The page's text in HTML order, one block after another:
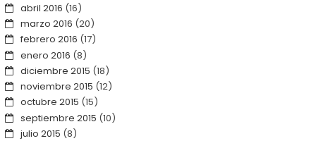
abril 2016 (16)
marzo 2016 (20)
febrero 2016 (17)
enero 2016 (8)
diciembre 2015 (18)
noviembre 2015 (12)
octubre 2015 (15)
septiembre 2015 (10)
julio 2015 (8)